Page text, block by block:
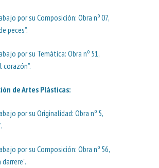
por su Composición: Obra nº 07,
peces”.
por su Temática: Obra nº 51,
corazón”.
de Artes Plásticas:
por su Originalidad: Obra nº 5,
por su Composición: Obra nº 56,